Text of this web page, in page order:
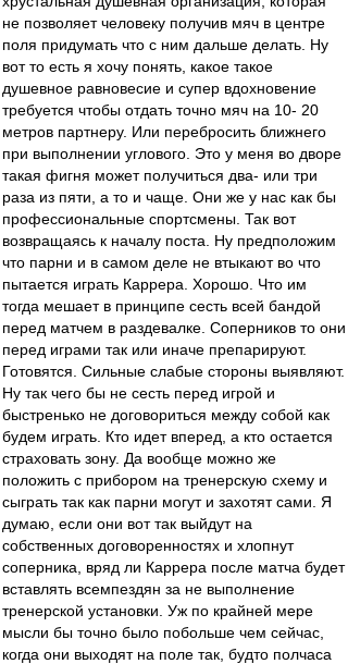
не позволяет человеку получив мяч в центре
поля придумать что с ним дальше делать. Ну
вот то есть я хочу понять, какое такое
душевное равновесие и супер вдохновение
требуется чтобы отдать точно мяч на 10- 20
метров партнеру. Или перебросить ближнего
при выполнении углового. Это у меня во дворе
такая фигня может получиться два- или три
раза из пяти, а то и чаще. Они же у нас как бы
профессиональные спортсмены. Так вот
возвращаясь к началу поста. Ну предположим
что парни и в самом деле не втыкают во что
пытается играть Каррера. Хорошо. Что им
тогда мешает в принципе сесть всей бандой
перед матчем в раздевалке. Соперников то они
перед играми так или иначе препарируют.
Готовятся. Сильные слабые стороны выявляют.
Ну так чего бы не сесть перед игрой и
быстренько не договориться между собой как
будем играть. Кто идет вперед, а кто остается
страховать зону. Да вообще можно же
положить с прибором на тренерскую схему и
сыграть так как парни могут и захотят сами. Я
думаю, если они вот так выйдут на
собственных договоренностях и хлопнут
соперника, вряд ли Каррера после матча будет
вставлять всемпездян за не выполнение
тренерской установки. Уж по крайней мере
мысли бы точно было побольше чем сейчас,
когда они выходят на поле так, будто полчаса